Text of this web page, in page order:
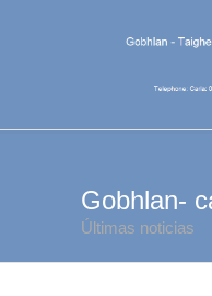
Gobhlan-
Últimas noticias